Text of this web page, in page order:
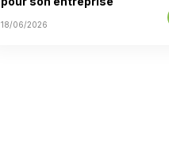
18/06/2026